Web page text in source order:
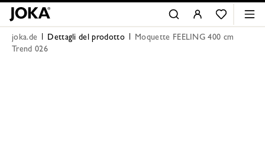
joka.de Dettagli del prodotto
Moquette FEELING 400 cm
Trend 026